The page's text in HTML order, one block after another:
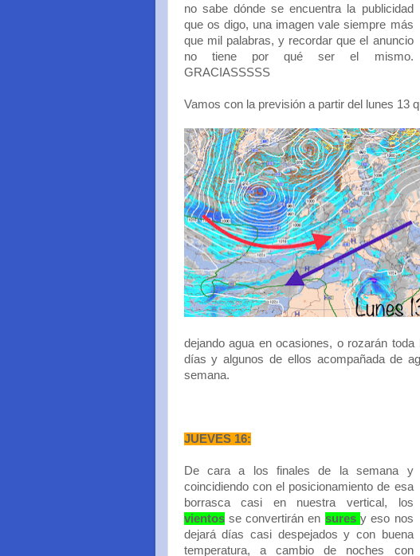
no sabe dónde se encuentra la publicidad
que os digo, una imagen vale siempre más
que mil palabras, y recordar que el anuncio
no tiene por qué ser el mismo.
GRACIASSSSS
Vamos con la previsión a partir del lunes 13
dejando agua en ocasiones, o rozarán
días y algunos de ellos acompañada de
semana.
JUEVES 16:
De cara a los finales de la semana y
coincidiendo con el posicionamiento de esa
borrasca casi en nuestra vertical, los
vientosse convertirán en suresy eso nos
dejará días casi despejados y con buena
temperatura, a cambio de noches con